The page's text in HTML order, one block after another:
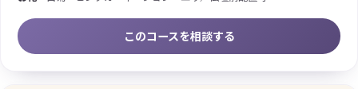
このコースを相談する